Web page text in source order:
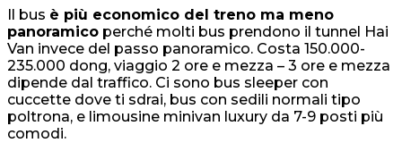
Il bus è più economico del treno ma meno
panoramico perché molti bus prendono il tunnel Hai
Van invece del passo panoramico. Costa 150.000-
235.000 dong, viaggio 2 ore e mezza – 3 ore e mezza
dipende dal traffico. Ci sono bus sleeper con
cuccette dove ti sdrai, bus con sedili normali tipo
poltrona, e limousine minivan luxury da 7-9 posti più
comodi.